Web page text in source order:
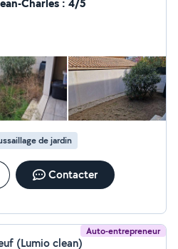
de jardin
Contacter
Auto-entrepreneur
(Lumio clean)